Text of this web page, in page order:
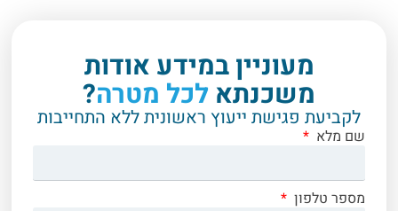
מעוניין במידע אודות
משכנתא לכל מטרה?
לקביעת פגישת ייעוץ ראשונית ללא התחייבות
שם מלא
מספר טלפון